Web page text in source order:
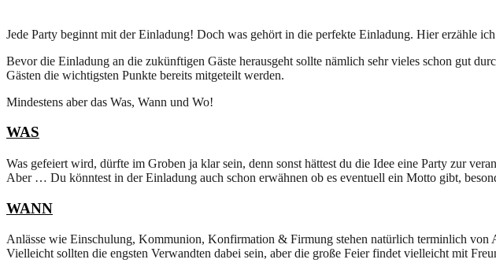
Jede Party beginnt mit der Einladung! Doch was gehört in die perfekte Einladung. Hier erzähle
Bevor die Einladung an die zukünftigen Gäste herausgeht sollte nämlich sehr vieles schon gut
Gästen die wichtigsten Punkte bereits mitgeteilt werden.
Mindestens aber das Was, Wann und Wo!
WAS
Was gefeiert wird, dürfte im Groben ja klar sein, denn sonst hättest du die Idee eine Party zur
Aber … Du könntest in der Einladung auch schon erwähnen ob es eventuell ein Motto gibt,
WANN
Anlässe wie Einschulung, Kommunion, Konfirmation & Firmung stehen natürlich terminlich von
Vielleicht sollten die engsten Verwandten dabei sein, aber die große Feier findet vielleicht mit